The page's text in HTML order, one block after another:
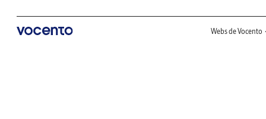
Webs de Vocento